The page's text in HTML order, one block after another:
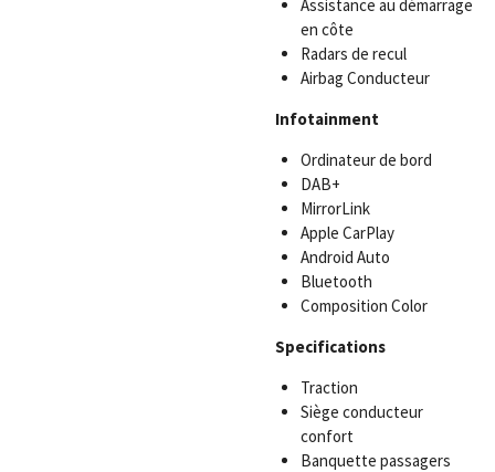
Assistance au démarrage
en côte
Radars de recul
Airbag Conducteur
Infotainment
Ordinateur de bord
DAB+
MirrorLink
Apple CarPlay
Android Auto
Bluetooth
Composition Color
Specifications
Traction
Siège conducteur
confort
Banquette passagers